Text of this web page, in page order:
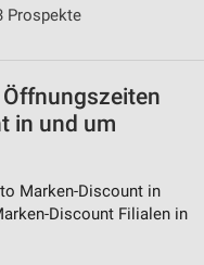
Prospekte
in und um
Marken-Discount in
Discount Filialen in